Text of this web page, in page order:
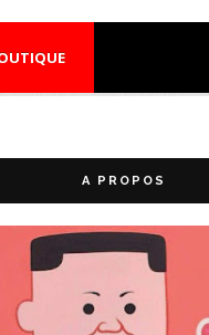
A PROPOS